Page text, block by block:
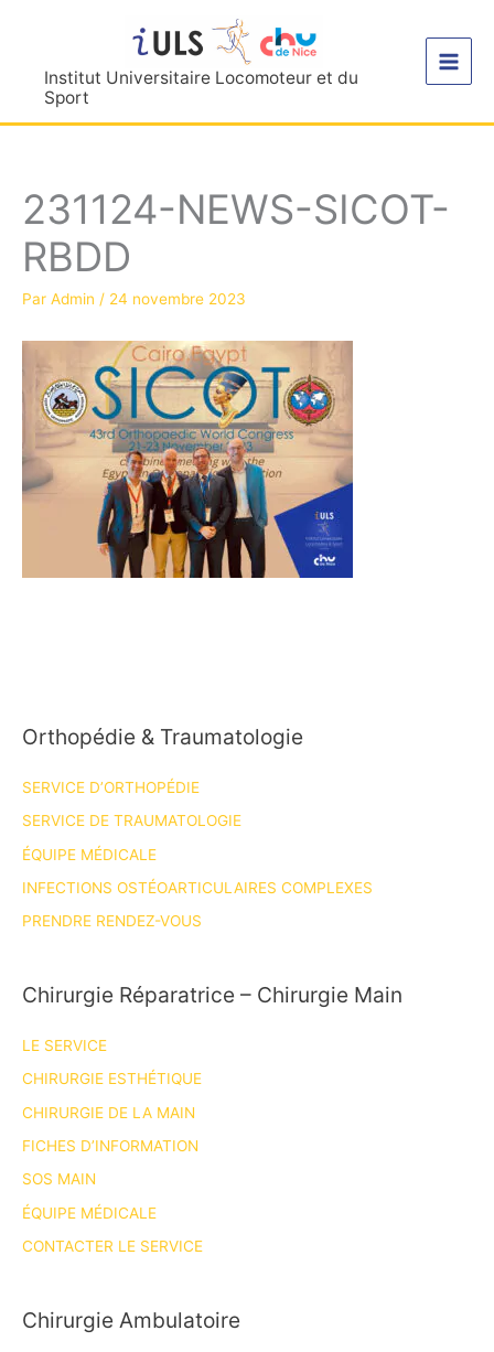
contenuInstitut Universitaire Locomoteur et du
Sport
231124-NEWS-SICOT-
RBDD
Par Admin / 24 novembre 2023
Orthopédie & Traumatologie
SERVICE D’ORTHOPÉDIE
SERVICE DE TRAUMATOLOGIE
ÉQUIPE MÉDICALE
INFECTIONS OSTÉOARTICULAIRES COMPLEXES
PRENDRE RENDEZ-VOUS
Chirurgie Réparatrice – Chirurgie Main
LE SERVICE
CHIRURGIE ESTHÉTIQUE
CHIRURGIE DE LA MAIN
FICHES D’INFORMATION
SOS MAIN
ÉQUIPE MÉDICALE
CONTACTER LE SERVICE
Chirurgie Ambulatoire